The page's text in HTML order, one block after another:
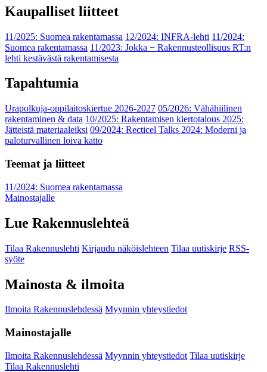
Kaupalliset liitteet
11/2025: Suomea rakentamassa 12/2024: INFRA-lehti 11/2024:
Suomea rakentamassa 11/2023: Jokka − Rakennusteollisuus RT:n
lehti kestävästä rakentamisesta
Tapahtumia
Urapolkuja-oppilaitoskiertue 2026-2027 05/2026: Vähähiilinen
rakentaminen & data 10/2025: Rakentamisen kiertotalous 2025:
Jätteistä materiaaleiksi 09/2024: Recticel Talks 2024: Moderni ja
paloturvallinen loiva katto
Teemat ja liitteet
11/2024: Suomea rakentamassa
Mainostajalle
Lue Rakennuslehteä
Tilaa Rakennuslehti Kirjaudu näköislehteen Tilaa uutiskirje RSS-
syöte
Mainosta & ilmoita
Ilmoita Rakennuslehdessä Myynnin yhteystiedot
Mainostajalle
Ilmoita Rakennuslehdessä Myynnin yhteystiedot Tilaa uutiskirje
Tilaa Rakennuslehti